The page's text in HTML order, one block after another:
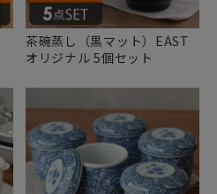
茶碗蒸し（黒マット）EAST
オリジナル 5個セット